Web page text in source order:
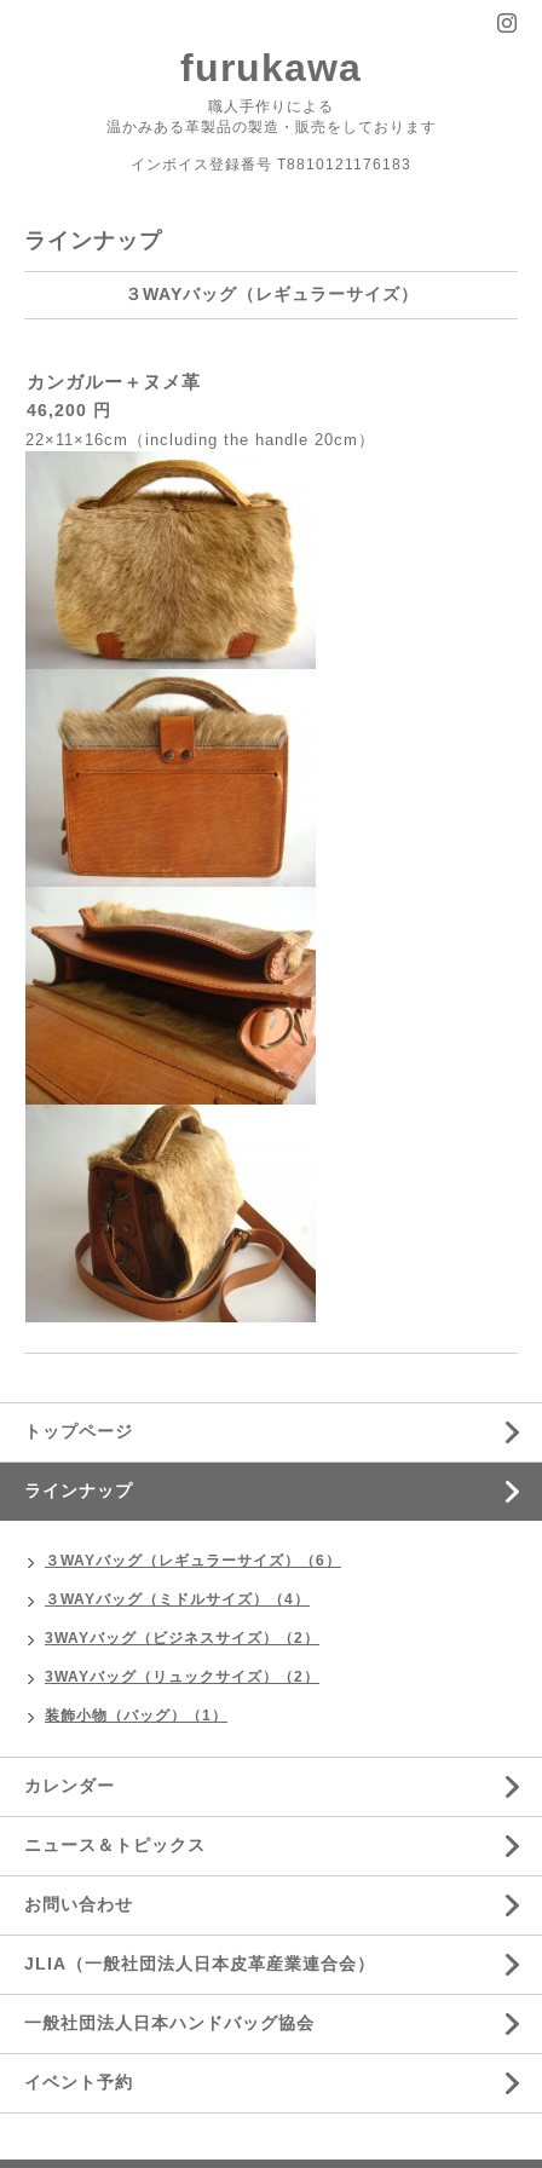
furukawa
職人手作りによる
温かみある革製品の製造・販売をしております
インボイス登録番号 T8810121176183
ラインナップ
３WAYバッグ（レギュラーサイズ）
カンガルー＋ヌメ革
46,200 円
22×11×16cm（including the handle 20cm）
トップページ
ラインナップ
３WAYバッグ（レギュラーサイズ）（6）
３WAYバッグ（ミドルサイズ）（4）
3WAYバッグ（ビジネスサイズ）（2）
3WAYバッグ（リュックサイズ）（2）
装飾小物（バッグ）（1）
カレンダー
ニュース＆トピックス
お問い合わせ
JLIA（一般社団法人日本皮革産業連合会）
一般社団法人日本ハンドバッグ協会
イベント予約